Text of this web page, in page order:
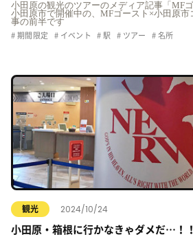
小田原の観光のツアーのメディア記事「MF
小田原市で開催中の、MFゴースト×小田原
事の前半です
期間限定 イベント 駅 ツアー 名所
観光 2024/10/24
小田原・箱根に行かなきゃダメだ…！